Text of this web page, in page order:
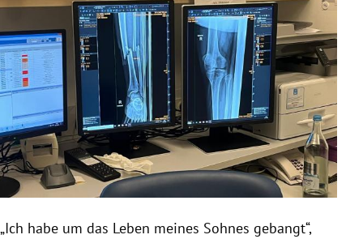
„Ich habe um das Leben meines Sohnes gebangt“,